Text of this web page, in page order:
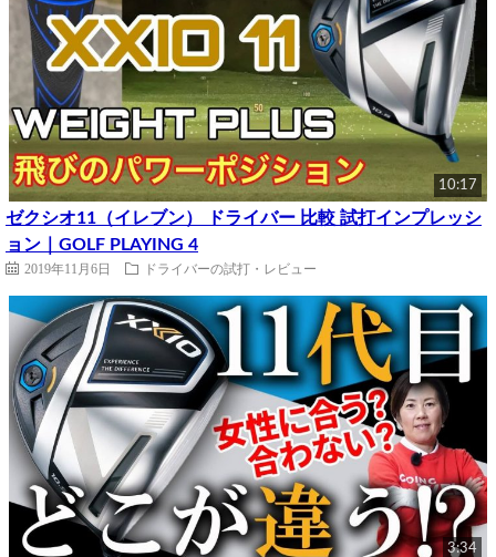
10:17
ゼクシオ11（イレブン） ドライバー 比較 試打インプレッシ
ョン｜GOLF PLAYING 4
2019年11月6日 ドライバーの試打・レビュー
3:34